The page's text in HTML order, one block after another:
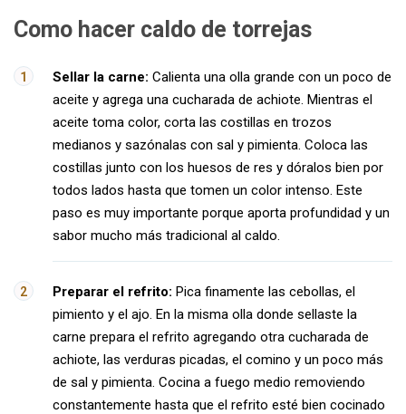
Como hacer caldo de torrejas
Sellar la carne: Calienta una olla grande con un poco de
aceite y agrega una cucharada de achiote. Mientras el
aceite toma color, corta las costillas en trozos
medianos y sazónalas con sal y pimienta. Coloca las
costillas junto con los huesos de res y dóralos bien por
todos lados hasta que tomen un color intenso. Este
paso es muy importante porque aporta profundidad y un
sabor mucho más tradicional al caldo.
Preparar el refrito: Pica finamente las cebollas, el
pimiento y el ajo. En la misma olla donde sellaste la
carne prepara el refrito agregando otra cucharada de
achiote, las verduras picadas, el comino y un poco más
de sal y pimienta. Cocina a fuego medio removiendo
constantemente hasta que el refrito esté bien cocinado